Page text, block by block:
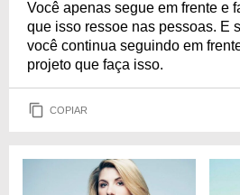
Você apenas segue em frente e
que isso ressoe nas pessoas. E
você continua seguindo em
projeto que faça isso.
COPIAR